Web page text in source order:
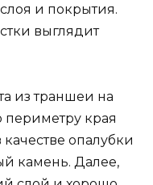
и покрытия.
выглядит
из траншеи на
края
качестве опалубки
камень. Далее,